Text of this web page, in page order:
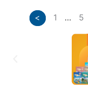
< 1 … 5